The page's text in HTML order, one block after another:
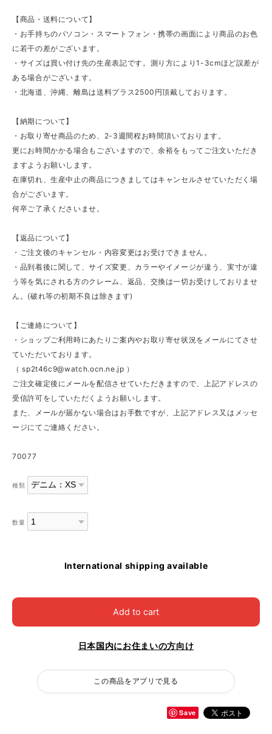
【商品・送料について】
・お手持ちのパソコン・スマートフォン・携帯の画面により商品のお色
に若干の差がございます。
・サイズは買い付け先の生産表記です。測り方により1-3cmほど誤差が
ある場合がございます。
・北海道、沖縄、離島は送料プラス2500円頂戴しております。
【納期について】
・お取り寄せ商品のため、2-3週間程お時間頂いております。
更にお時間かかる場合もございますので、余裕をもってご注文いただき
ますようお願いします。
在庫切れ、生産中止の商品につきましてはキャンセルさせていただく場
合がございます。
何卒ご了承くださいませ。
【返品について】
・ご注文後のキャンセル・内容変更はお受けできません。
・品到着後に関して、サイズ変更、カラーやイメージが違う、実寸が違
う等を気にされる方のクレーム、返品、交換は一切お受けしておりませ
ん。(破れ等の初期不良は除きます)
【ご連絡について】
・ショップご利用時にあたりご案内やお取り寄せ状況をメールにてさせ
ていただいております。
（sp2t46c9@watch.ocn.ne.jp ）
ご注文確定後にメールを配信させていただきますので、上記アドレスの
受信許可をしていただくようお願いします。
また、メールが届かない場合はお手数ですが、上記アドレス又はメッセ
ージにてご連絡ください。
70077
種類
数量
International shipping available
Add to cart
日本国内にお住まいの方向け
この商品をアプリで見る
Save